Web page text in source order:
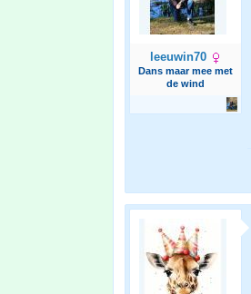
leeuwin70
Dans maar mee met
de wind